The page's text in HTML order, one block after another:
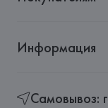
Информация
Самовывоз: